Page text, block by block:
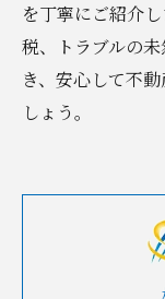
を丁寧にご紹介
税、トラブルの
き、安心して不
しょう。